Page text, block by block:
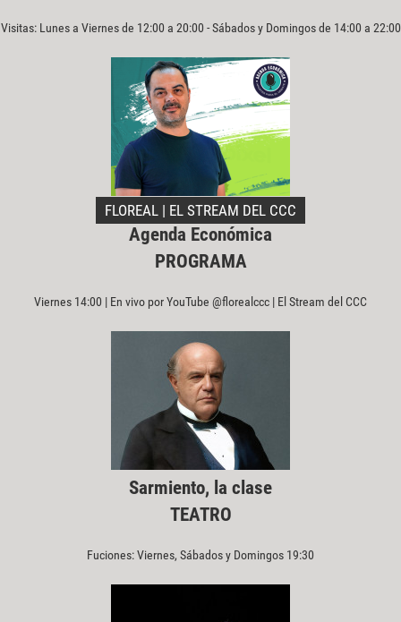
Visitas: Lunes a Viernes de 12:00 a 20:00 - Sábados y Domingos de 14:00 a 22:00
FLOREAL | EL STREAM DEL CCC
Agenda Económica
PROGRAMA
Viernes 14:00 | En vivo por YouTube @florealccc | El Stream del CCC
Sarmiento, la clase
TEATRO
Fuciones: Viernes, Sábados y Domingos 19:30